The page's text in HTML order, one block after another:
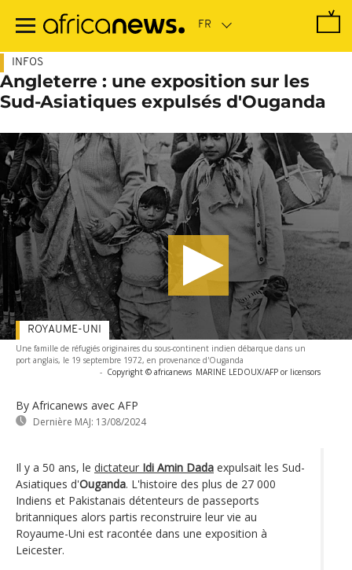
contenu
INFOS
Angleterre : une exposition sur les
Sud-Asiatiques expulsés d'Ouganda
Une famille de réfugiés originaires du sous-continent indien débarque dans un
port anglais, le 19 septembre 1972, en provenance d'Ouganda
- Copyright © africanews MARINE LEDOUX/AFP or licensors
By Africanews avec AFP
Dernière MAJ: 13/08/2024
ROYAUME-UNI
Il y a 50 ans, le dictateur Idi Amin Dada expulsait les Sud-
Asiatiques d'Ouganda. L'histoire des plus de 27 000
Indiens et Pakistanais détenteurs de passeports
britanniques alors partis reconstruire leur vie au
Royaume-Uni est racontée dans une exposition à
Leicester.